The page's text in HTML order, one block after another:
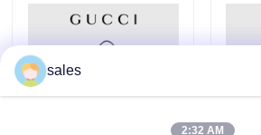
Nachrichten
Fällesales
2:32 AM